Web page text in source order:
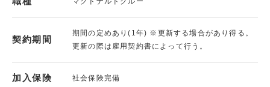
契約期間
期間の定めあり(1年) ※更新する場合があり得る。
更新の際は雇用契約書によって行う。
加入保険 社会保険完備